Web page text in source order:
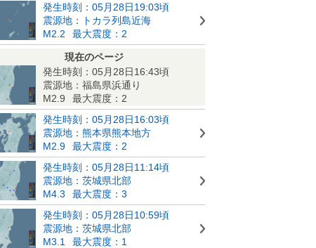
発生時刻：05月28日19:03頃
震源地：トカラ列島近海
M2.2
最大震度：2
現在のページ
発生時刻：05月28日16:43頃
震源地：福島県浜通り
M2.9
最大震度：2
発生時刻：05月28日16:03頃
震源地：熊本県熊本地方
M2.9
最大震度：2
発生時刻：05月28日11:14頃
震源地：茨城県北部
M4.3
最大震度：3
発生時刻：05月28日10:59頃
震源地：茨城県北部
M3.1
最大震度：1